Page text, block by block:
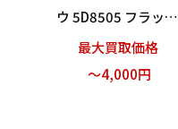
ウ 5D8505 フラット
シューズ タッセル
ネイビー サイズ37 2
最大買取価格
～4,000円